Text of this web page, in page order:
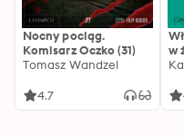
Nocny pociąg.
Komisarz Oczko (31)
Tomasz Wandzel
4.7
w